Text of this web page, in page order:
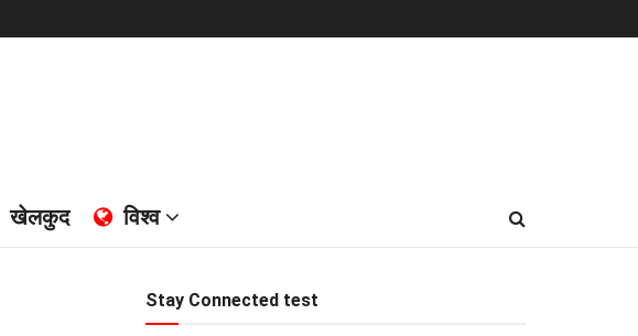
खेलकुद विश्व
Stay Connected test